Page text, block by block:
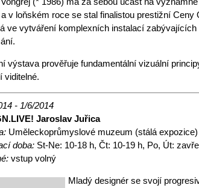
a v loňském roce se stal finalistou prestižní Ceny
ve vytváření komplexních instalací
výstava prověřuje fundamentální vizuální
viditelné.
- 1/6/2014
Jaroslav Juřica
Uměleckoprůmyslové muzeum (stálá expozice)
doba: St-Ne: 10-18 h, Čt: 10-19 h, Po, Út:
vstup volný
Mladý designér se svojí